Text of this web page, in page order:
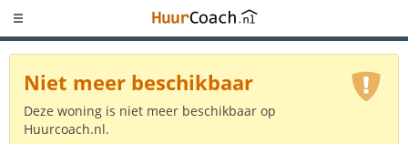
Niet meer beschikbaar
Deze woning is niet meer beschikbaar op
Huurcoach.nl.